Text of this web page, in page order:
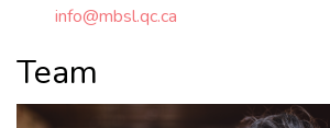
a
info@mbsl.qc.ca
Team